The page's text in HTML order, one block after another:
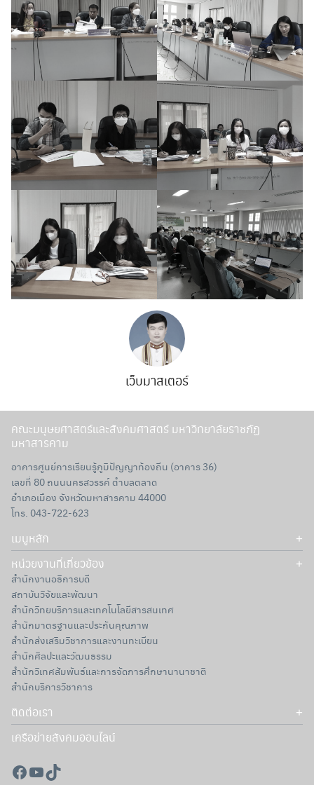
เว็บมาสเตอร์
คณะมนุษยศาสตร์และสังคมศาสตร์ มหาวิทยาลัยราชภัฏ
มหาสารคาม
อาคารศูนย์การเรียนรู้ภูมิปัญญาท้องถิ่น (อาคาร 36)
เลขที่ 80 ถนนนครสวรรค์ ตำบลตลาด
อำเภอเมือง จังหวัดมหาสารคาม 44000
โทร. 043-722-623
เมนูหลัก
การบริหารทรัพยากรและการดำเนินงาน
งานประกันคุณภาพ
สำหรับอาจารย์
สำหรับนักศึกษา
ติดต่อเรา
หน่วยงานที่เกี่ยวข้อง
สำนักงานอธิการบดี
สถาบันวิจัยและพัฒนา
สำนักวิทยบริการและเทคโนโลยีสารสนเทศ
สำนักมาตรฐานและประกันคุณภาพ
สำนักส่งเสริมวิชาการและงานทะเบียน
สำนักศิลปะและวัฒนธรรม
สำนักวิเทศสัมพันธ์และการจัดการศึกษานานาชาติ
สำนักบริการวิชาการ
ติดต่อเรา
อีเมล: human_soc@rmu.ac.th
เครือข่ายสังคมออนไลน์
Facebook
YouTube
TikTok